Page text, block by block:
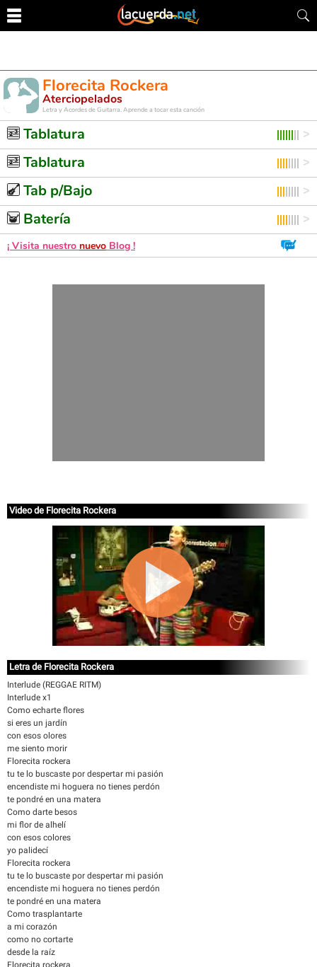
Florecita Rockera
Aterciopelados
Letra y Acordes de Guitarra. Aprende a tocar esta canción
Tablatura
Tablatura
Tab p/Bajo
Batería
¡ Visita nuestro nuevo Blog !
Video de Florecita Rockera
Letra de Florecita Rockera
Interlude (REGGAE RITM)
Interlude x1
Como echarte flores
si eres un jardín
con esos olores
me siento morir
Florecita rockera
tu te lo buscaste por despertar mi pasión
encendiste mi hoguera no tienes perdón
te pondré en una matera
Como darte besos
mi flor de alhelí
con esos colores
yo palidecí
Florecita rockera
tu te lo buscaste por despertar mi pasión
encendiste mi hoguera no tienes perdón
te pondré en una matera
Como trasplantarte
a mi corazón
como no cortarte
desde la raíz
Florecita rockera